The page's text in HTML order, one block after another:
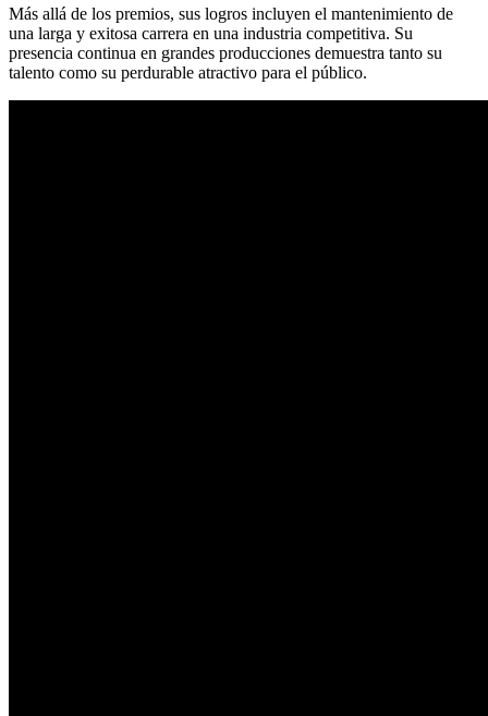
Más allá de los premios, sus logros incluyen el mantenimiento de
una larga y exitosa carrera en una industria competitiva. Su
presencia continua en grandes producciones demuestra tanto su
talento como su perdurable atractivo para el público.